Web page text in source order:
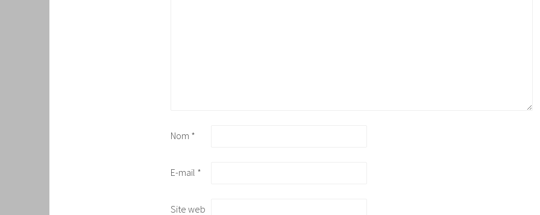
Nom *
E-mail *
Site web